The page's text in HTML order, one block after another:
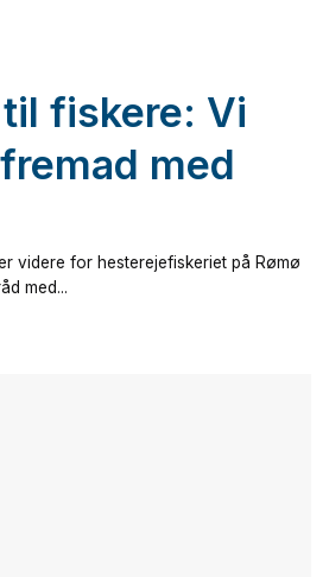
fiskere: Vi
med
videre for hesterejefiskeriet på Rømø
med...